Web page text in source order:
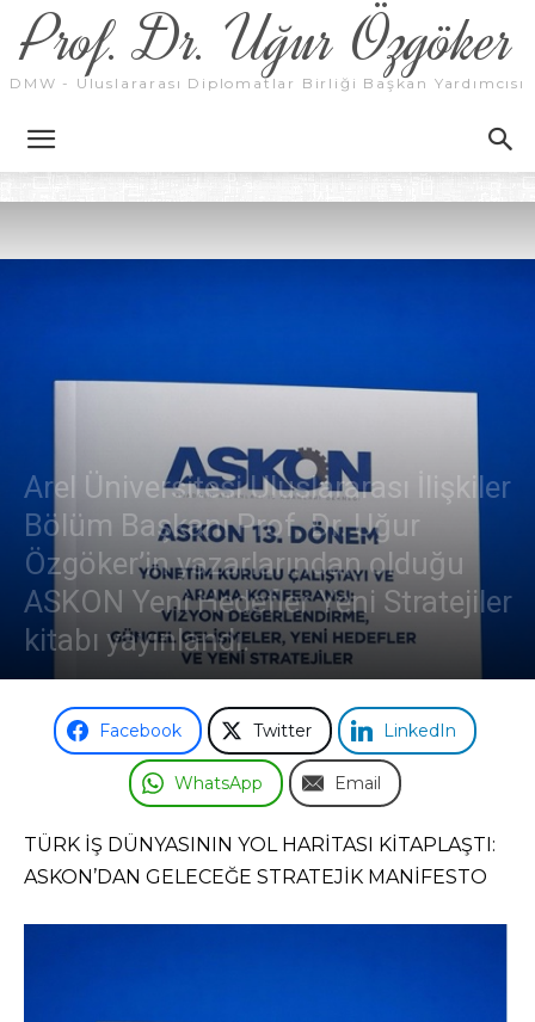
Prof. Dr. Uğur Özgöker
DMW - Uluslararası Diplomatlar Birliği Başkan Yardımcısı
Arel Üniversitesi Uluslararası İlişkiler
Bölüm Başkanı Prof. Dr. Uğur
Özgöker’in yazarlarından olduğu
ASKON Yeni Hedefler Yeni Stratejiler
kitabı yayınlandı.
Facebook Twitter LinkedIn
WhatsApp Email
TÜRK İŞ DÜNYASININ YOL HARİTASI KİTAPLAŞTI:
ASKON’DAN GELECEĞE STRATEJİK MANİFESTO